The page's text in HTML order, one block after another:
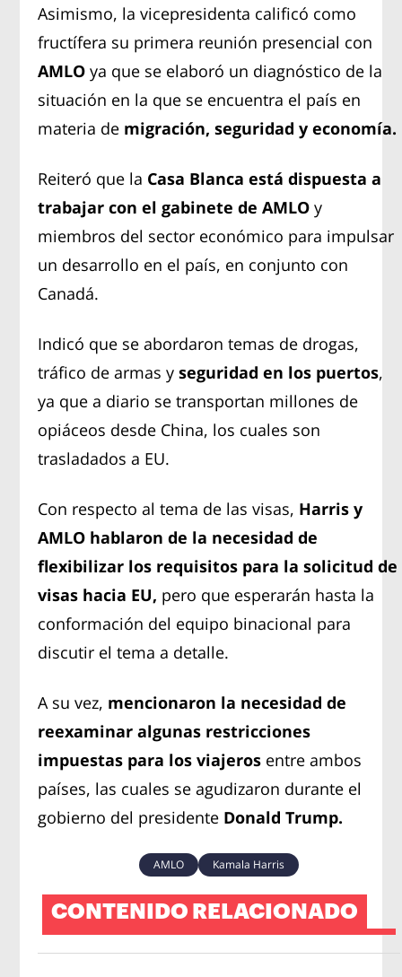
Asimismo, la vicepresidenta calificó como
fructífera su primera reunión presencial con
AMLO ya que se elaboró un diagnóstico de la
situación en la que se encuentra el país en
materia de migración, seguridad y economía.
Reiteró que la Casa Blanca está dispuesta a
trabajar con el gabinete deAMLO y
miembros del sector económico para impulsar
un desarrollo en el país, en conjunto con
Canadá.
Indicó que se abordaron temas de drogas,
tráfico de armas yseguridad en los puertos,
ya que a diario se transportan millones de
opiáceos desde China, los cuales son
trasladados a EU.
Con respecto al tema de las visas, Harris y
AMLO hablaron de la necesidad de
flexibilizar los requisitos para la solicitud de
visas hacia EU, pero que esperarán hasta la
conformación del equipo binacional para
discutir el tema a detalle.
A su vez, mencionaron la necesidad de
reexaminar algunas restricciones
impuestas para los viajeros entre ambos
países, las cuales se agudizaron durante el
gobierno del presidente Donald Trump.
AMLO Kamala Harris
CONTENIDO RELACIONADO